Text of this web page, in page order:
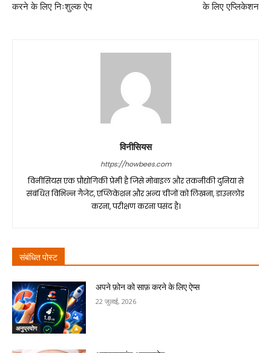
करने के लिए निःशुल्क ऐप
के लिए एप्लिकेशन
विनीसियस
https://howbees.com
विनीसियस एक प्रौद्योगिकी प्रेमी है जिसे मोबाइल और तकनीकी दुनिया से
संबंधित विभिन्न गैजेट, एप्लिकेशन और अन्य चीजों को लिखना, डाउनलोड
करना, परीक्षण करना पसंद है।
संबंधित पोस्ट
अनुप्रयोग
अपने फ़ोन को साफ़ करने के लिए ऐप्स
22 जुलाई, 2026